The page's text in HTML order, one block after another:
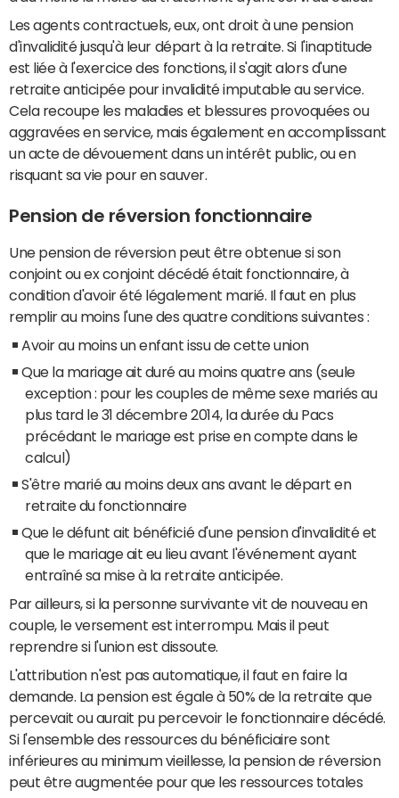
Les agents contractuels, eux, ont droit à une pension
d'invalidité jusqu'à leur départ à la retraite. Si l'inaptitude
est liée à l'exercice des fonctions, il s'agit alors d'une
retraite anticipée pour invalidité imputable au service.
Cela recoupe les maladies et blessures provoquées ou
aggravées en service, mais également en accomplissant
un acte de dévouement dans un intérêt public, ou en
risquant sa vie pour en sauver.
Pension de réversion fonctionnaire
Une pension de réversion peut être obtenue si son
conjoint ou ex conjoint décédé était fonctionnaire, à
condition d'avoir été légalement marié. Il faut en plus
remplir au moins l'une des quatre conditions suivantes :
Avoir au moins un enfant issu de cette union
Que la mariage ait duré au moins quatre ans (seule
exception : pour les couples de même sexe mariés au
plus tard le 31 décembre 2014, la durée du Pacs
précédant le mariage est prise en compte dans le
calcul)
S'être marié au moins deux ans avant le départ en
retraite du fonctionnaire
Que le défunt ait bénéficié d'une pension d'invalidité et
que le mariage ait eu lieu avant l'événement ayant
entraîné sa mise à la retraite anticipée.
Par ailleurs, si la personne survivante vit de nouveau en
couple, le versement est interrompu. Mais il peut
reprendre si l'union est dissoute.
L'attribution n'est pas automatique, il faut en faire la
demande. La pension est égale à 50% de la retraite que
percevait ou aurait pu percevoir le fonctionnaire décédé.
Si l'ensemble des ressources du bénéficiaire sont
inférieures au minimum vieillesse, la pension de réversion
peut être augmentée pour que les ressources totales